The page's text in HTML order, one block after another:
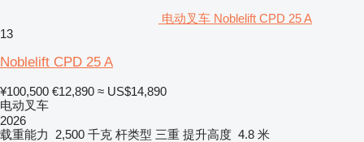
电动叉车 Noblelift CPD 25 A
13
Noblelift CPD 25 A
¥100,500 €12,890 ≈ US$14,890
电动叉车
2026
载重能力
2,500 千克 杆类型 三重 提升高度 4.8 米